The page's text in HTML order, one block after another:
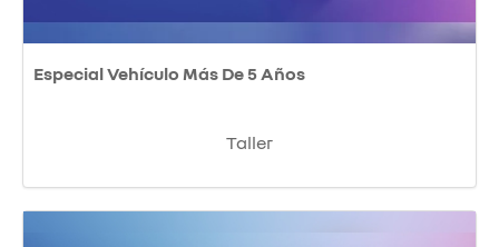
Especial Vehículo Más De 5 Años
Taller